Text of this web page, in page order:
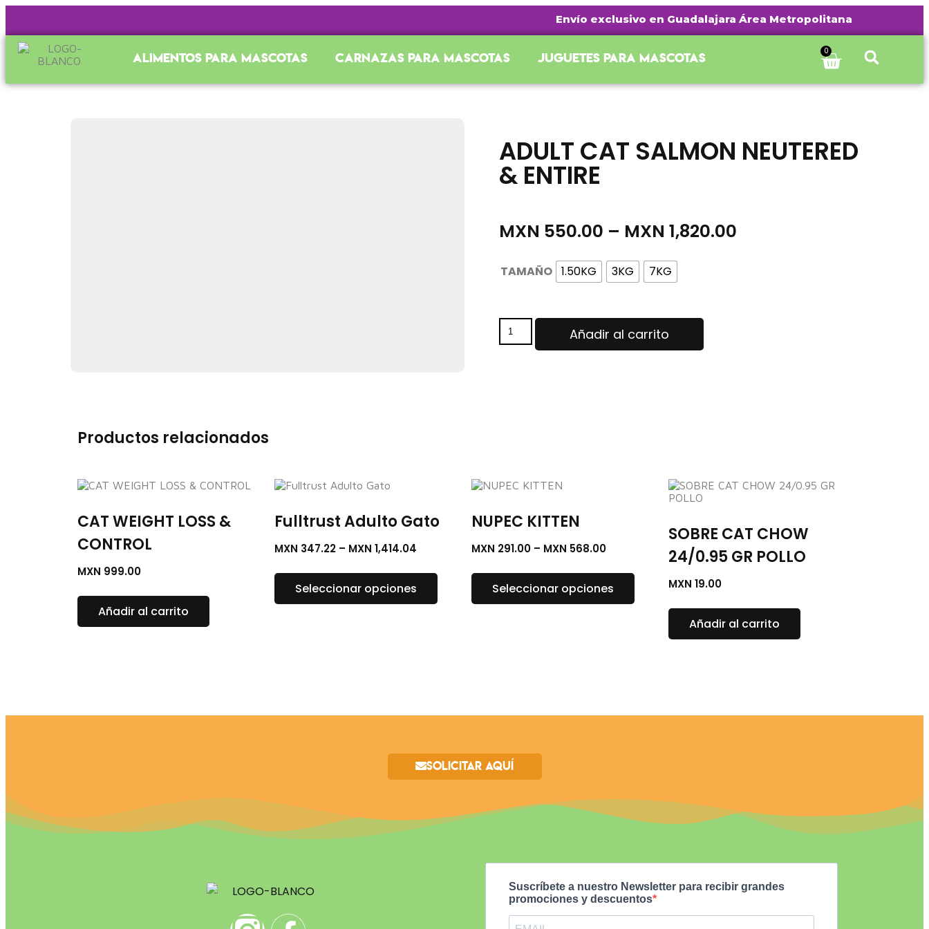
Envío exclusivo en Guadalajara Área Metropolitana | ¡Envío gratis
Alimentos para mascotas Carnazas para mascotas Juguetes para mascotas 0
ADULT CAT SALMON NEUTERED
& ENTIRE
MXN 550.00 – MXN 1,820.00
TAMAÑO 1.50KG 3KG 7KG
Añadir al carrito
Productos relacionados
CAT WEIGHT LOSS &
CONTROL
MXN 999.00
Añadir al carrito
Fulltrust Adulto Gato
MXN 347.22 – MXN 1,414.04
Seleccionar opciones
NUPEC KITTEN
MXN 291.00 – MXN 568.00
Seleccionar opciones
SOBRE CAT CHOW
24/0.95 GR POLLO
MXN 19.00
Añadir al carrito
Solicitar aquí